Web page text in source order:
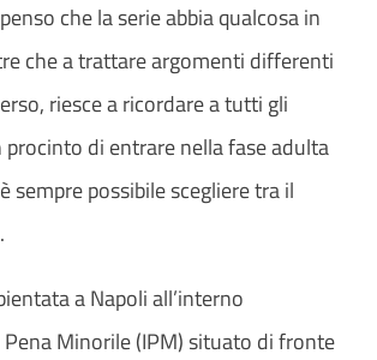
che la serie abbia qualcosa in
che a trattare argomenti differenti
riesce a ricordare a tutti gli
di entrare nella fase adulta
sempre possibile scegliere tra il
a Napoli all’interno
Minorile (IPM) situato di fronte